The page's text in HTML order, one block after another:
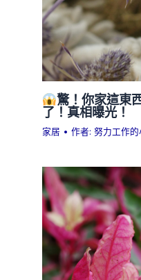
驚！你家這東
了！真相曝光！
家居 • 作者:努力工作的